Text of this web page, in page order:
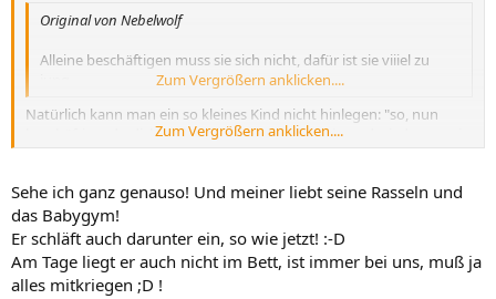
Original von Nebelwolf
Alleine beschäftigen muss sie sich nicht, dafür ist sie viiiel zu
Zum Vergrößern anklicken....
Natürlich kann man ein so kleines Kind nicht hinlegen: "so, nun
beschäftigst du dich mal mit dir selber!" Aber hin und wieder tun sie
das von sich aus: Die Welt beobachten, mit ihren Fingern spielen
wichtig aber das muss jeder für sich entscheiden :sonne
Zum Vergrößern anklicken....
Sehe ich ganz genauso! Und meiner liebt seine Rasseln und
das Babygym!
Er schläft auch darunter ein, so wie jetzt! :-D
Am Tage liegt er auch nicht im Bett, ist immer bei uns, muß ja
alles mitkriegen ;D !